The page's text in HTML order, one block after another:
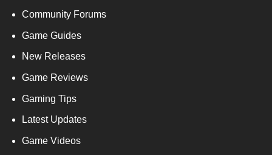
Community Forums
Game Guides
New Releases
Game Reviews
Gaming Tips
Latest Updates
Game Videos